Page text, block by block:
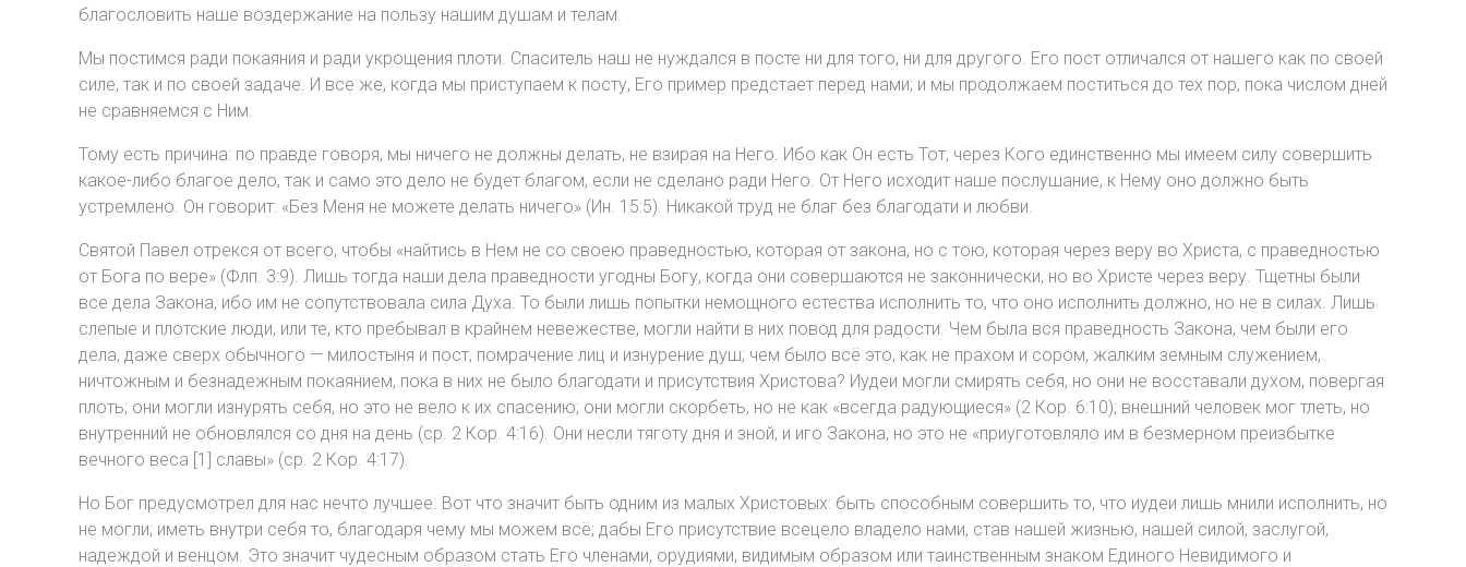
благословить наше воздержание на пользу нашим душам и телам.
Мы постимся ради покаяния и ради укрощения плоти. Спаситель наш не нуждался в посте ни для того, ни для другого. Его пост отличался от нашего как по своей
силе, так и по своей задаче. И все же, когда мы приступаем к посту, Его пример предстает перед нами; и мы продолжаем поститься до тех пор, пока числом дней
не сравняемся с Ним.
Тому есть причина: по правде говоря, мы ничего не должны делать, не взирая на Него. Ибо как Он есть Тот, через Кого единственно мы имеем силу совершить
какое-либо благое дело, так и само это дело не будет благом, если не сделано ради Него. От Него исходит наше послушание, к Нему оно должно быть
устремлено. Он говорит: «Без Меня не можете делать ничего» (Ин. 15:5). Никакой труд не благ без благодати и любви.
Святой Павел отрекся от всего, чтобы «найтись в Нем не со своею праведностью, которая от закона, но с тою, которая через веру во Христа, с праведностью
от Бога по вере» (Флп. 3:9). Лишь тогда наши дела праведности угодны Богу, когда они совершаются не законнически, но во Христе через веру. Тщетны были
все дела Закона, ибо им не сопутствовала сила Духа. То были лишь попытки немощного естества исполнить то, что оно исполнить должно, но не в силах. Лишь
слепые и плотские люди, или те, кто пребывал в крайнем невежестве, могли найти в них повод для радости. Чем была вся праведность Закона, чем были его
дела, даже сверх обычного — милостыня и пост, помрачение лиц и изнурение душ; чем было всё это, как не прахом и сором, жалким земным служением,
ничтожным и безнадежным покаянием, пока в них не было благодати и присутствия Христова? Иудеи могли смирять себя, но они не восставали духом, повергая
плоть; они могли изнурять себя, но это не вело к их спасению; они могли скорбеть, но не как «всегда радующиеся» (2 Кор. 6:10); внешний человек мог тлеть, но
внутренний не обновлялся со дня на день (ср. 2 Кор. 4:16). Они несли тяготу дня и зной, и иго Закона, но это не «приуготовляло им в безмерном преизбытке
вечного веса [1] славы» (ср. 2 Кор. 4:17).
Но Бог предусмотрел для нас нечто лучшее. Вот что значит быть одним из малых Христовых: быть способным совершить то, что иудеи лишь мнили исполнить, но
не могли; иметь внутри себя то, благодаря чему мы можем всё; дабы Его присутствие всецело владело нами, став нашей жизнью, нашей силой, заслугой,
надеждой и венцом. Это значит чудесным образом стать Его членами, орудиями, видимым образом или таинственным знаком Единого Невидимого и